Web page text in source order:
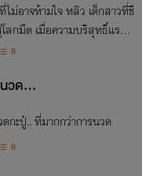
ม่อาจห้ามใจ หลิว เด็กสาวที่ชี
ลกมืด เมื่อความบริสุทธิ์แรกผ
ส์ครั้งแรก สู่ชีวิตที่ซับซ้อนใน
8
วด...
กะปู๋.. ที่มากกว่าการนวด
8